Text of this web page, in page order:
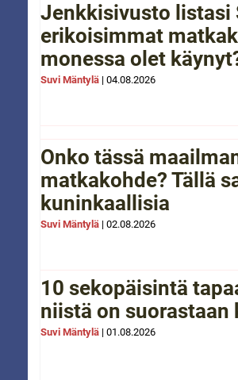
Jenkkisivusto listasi
erikoisimmat
monessa olet
Suvi Mäntylä | 04.08.2026
Onko tässä
matkakohde? Tällä
kuninkaallisia
Suvi Mäntylä | 02.08.2026
10 sekopäisintä
niistä on suorastaan
Suvi Mäntylä | 01.08.2026